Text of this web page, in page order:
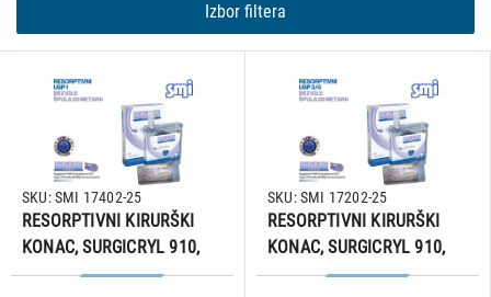
Izbor filtera
RESORPTIVNI KIRURŠKI
KONAC, SURGICRYL 910,
USP 1,špula 25 metara
SKU: SMI 17402-25
RESORPTIVNI KIRURŠKI
KONAC, SURGICRYL 910,
USP 3/0,špula 25 metara
SKU: SMI 17202-25